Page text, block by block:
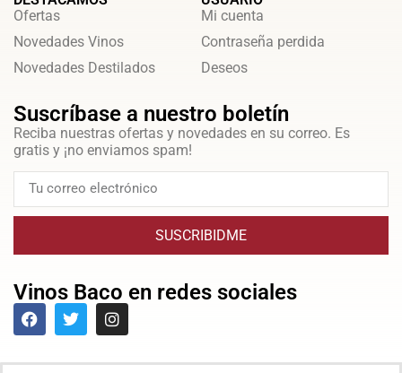
Ofertas
Novedades Vinos
Novedades Destilados
Mi cuenta
Contraseña perdida
Deseos
Suscríbase a nuestro boletín
Reciba nuestras ofertas y novedades en su correo. Es
gratis y ¡no enviamos spam!
SUSCRIBIDME
Vinos Baco en redes sociales